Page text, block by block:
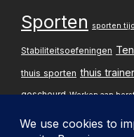
Sporten sporten
Stabiliteitsoefeningen
thuis sporten thuis
gescheurd Werken aan